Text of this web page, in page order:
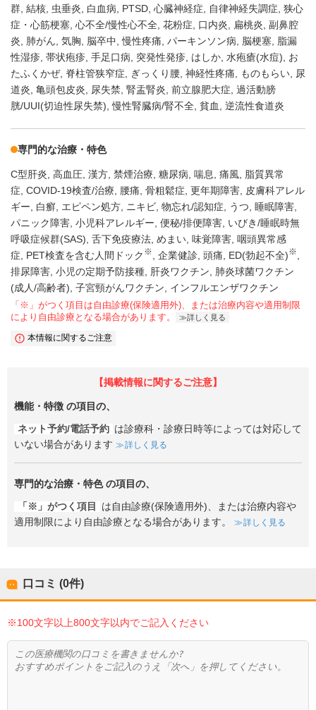
群 結核 虫垂炎 白血病 PTSD 心臓神経症 自律神経失調症 狭心
症・心筋梗塞 心不全/慢性心不全 花粉症 口内炎 扁桃炎 副鼻腔
炎
肺がん 気胸 脳卒中 慢性疼痛 パーキンソン病 脳梗塞
脂漏
性湿疹 帯状疱疹 手足口病 突発性発疹 はしか 水疱瘡(水痘)
お
たふくかぜ 脊柱管狭窄症 ぎっくり腰 神経性疼痛 ものもらい
尿
道炎 亀頭包皮炎 尿失禁 腎盂腎炎 前立腺肥大症 過活動膀
胱/UUI(切迫性尿失禁) 慢性腎臓病/腎不全 貧血 逆流性食道炎
専門的な治療・特色
C型肝炎 高血圧 漢方 禁煙治療 糖尿病 喘息 痛風
脂質異常
症 COVID-19検査/治療 腰痛 骨粗鬆症 更年期障害
皮膚科アレル
ギー
白癬 エピペン処方 ニキビ 物忘れ/認知症 うつ
睡眠障害
パニック障害 小児科アレルギー 便秘/排便障害 いびき/睡眠時無
呼吸症候群(SAS) 舌下免疫療法 めまい 味覚障害 咽頭異常感
症
PET検査を含む人間ドック ※ 企業健診 頭痛 ED(勃起不全)※
排尿障害 小児の定期予防接種 肝炎ワクチン
肺炎球菌ワクチン
(成人/高齢者) 子宮頸がんワクチン インフルエンザワクチン
「※」がつく項目は自由診療(保険適用外)、または治療内容や適用制限
により自由診療となる場合があります。
詳しく見る
本情報に関するご注意
【掲載情報に関するご注意】
機能・特徴 の項目の、
ネット予約/電話予約 は診療科・診療日時等によっては対応して
いない場合があります
詳しく見る
専門的な治療・特色の項目の、
「※」がつく項目
は自由診療(保険適用外)、または治療内容や
適用制限により自由診療となる場合があります。
詳しく見る
口コミ (0件)
※100文字以上800文字以内でご記入ください